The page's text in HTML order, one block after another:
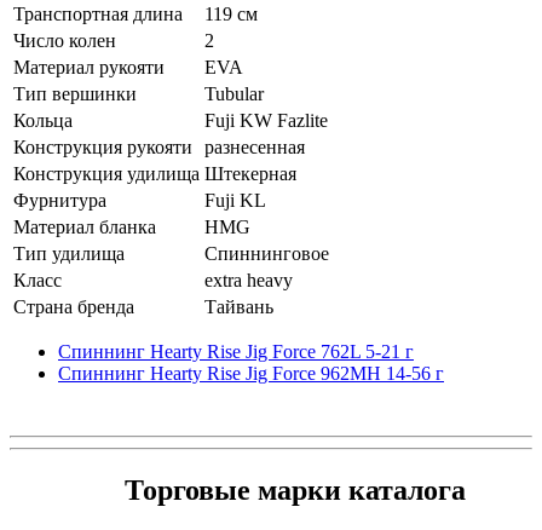
Транспортная длина
119 см
Число колен
2
Материал рукояти
EVA
Тип вершинки
Tubular
Кольца
Fuji KW Fazlite
Конструкция рукояти
разнесенная
Конструкция удилища Штекерная
Фурнитура
Fuji KL
Материал бланка
HMG
Тип удилища
Спиннинговое
Класс
extra heavy
Страна бренда
Тайвань
Спиннинг Hearty Rise Jig Force 762L 5-21 г
Спиннинг Hearty Rise Jig Force 962MH 14-56 г
Торговые марки каталога